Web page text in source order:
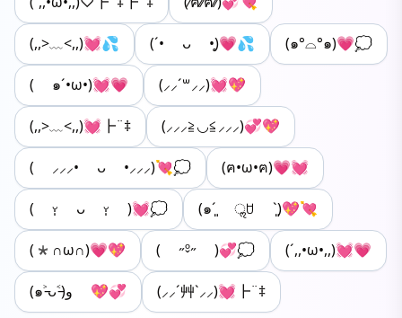
(,,>﹏<,,)💓💦 (´• ᴗ •̥)💗💦 (๑°⌓°๑)💗💭
( ๑´•ω•)💓💗 (⸝⸝´꒳⸝⸝)💓💖
(,,>﹏<,,)💓┣¨‡ (⸝⸝⸝≧◡≦⸝⸝⸝)💞💖
( ⸝⸝⸝• ᴗ •⸝⸝⸝)💘💭 (ฅ•ω•ฅ)💗💓
( ᵕ̩̩ ᴗ ᵕ̩̩ )💓💭 (๑ˊ͈ ॢꇴ ˋ͈)💖💘
(*∩ω∩)💗💖 ( ˶º̬˶ )💞💭 (´,,•ω•,,)💓💗
(๑˃̵ᴗ˂̵)و 💖💞 (⸝⸝´艸`⸝⸝)💓┣¨‡